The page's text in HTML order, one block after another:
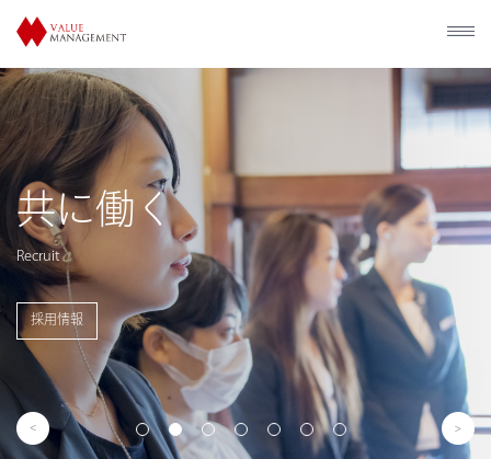
歴史的建造
利活用
Utilization of Historical Facilities
事業概要を見る